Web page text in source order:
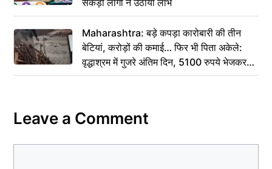
Maharashtra: बड़े कपड़ा कारोबारी की तीन
बेटियां, करोड़ों की कमाई… फिर भी पिता अकेले:
वृद्धाश्रम में गुजरे अंतिम दिन, 5100 रुपये भेजकर
कहा– अंतिम संस्कार कर दीजिए हम नहीं आ पाएंगे
Leave a Comment